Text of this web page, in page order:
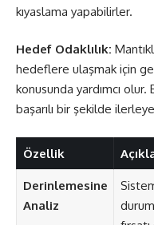
kıyaslama yapabilirler.
Hedef Odaklılık:
hedeflere ulaşmak için
konusunda yardımcı
başarılı bir şekilde
Özellik
Derinlemesine
Analiz